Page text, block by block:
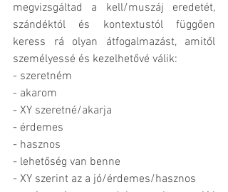
megvizsgáltad a kell/muszáj eredetét,
szándéktól és kontextustól függően
keress rá olyan átfogalmazást, amitől
személyessé és kezelhetővé válik:
- szeretném
- akarom
- XY szeretné/akarja
- érdemes
- hasznos
- lehetőség van benne
- XY szerint az a jó/érdemes/hasznos